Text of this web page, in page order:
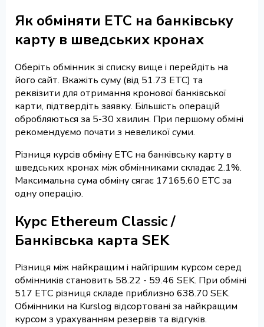
Як обміняти ETC на банківську
карту в шведських кронах
Оберіть обмінник зі списку вище і перейдіть на
його сайт. Вкажіть суму (від 51.73 ETC) та
реквізити для отримання кронової банківської
карти, підтвердіть заявку. Більшість операцій
обробляються за 5-30 хвилин. При першому обміні
рекомендуємо почати з невеликої суми.
Різниця курсів обміну ETC на банківську карту в
шведських кронах між обмінниками складає 2.1%.
Максимальна сума обміну сягає 17165.60 ETC за
одну операцію.
Курс Ethereum Classic /
Банківська карта SEK
Різниця між найкращим і найгіршим курсом серед
обмінників становить 58.22 - 59.46 SEK. При обміні
517 ETC різниця складе приблизно 638.70 SEK.
Обмінники на Kurslog відсортовані за найкращим
курсом з урахуванням резервів та відгуків.